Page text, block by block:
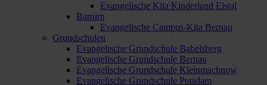
Evangelische Kita Kinderland Elstal
Barnim
Evangelische Campus-Kita Bernau
Grundschulen
Evangelische Grundschule Babelsberg
Evangelische Grundschule Bernau
Evangelische Grundschule Kleinmachnow
Evangelische Grundschule Potsdam